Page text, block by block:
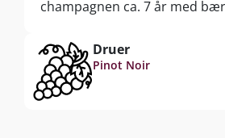
champagnen ca. 7 år med
Druer
Pinot Noir